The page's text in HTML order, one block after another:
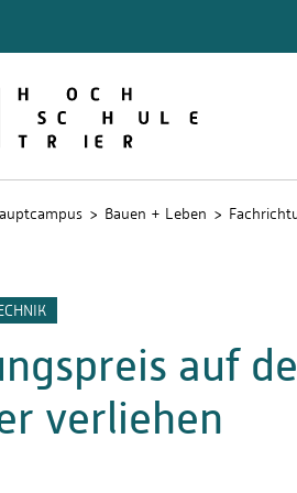
Bauen + Leben
auf
verliehen